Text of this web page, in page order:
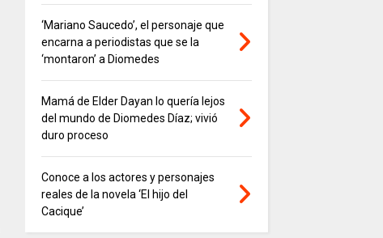
‘Mariano Saucedo’, el personaje que
encarna a periodistas que se la
‘montaron’ a Diomedes
Mamá de Elder Dayan lo quería lejos
del mundo de Diomedes Díaz; vivió
duro proceso
Conoce a los actores y personajes
reales de la novela ‘El hijo del
Cacique’